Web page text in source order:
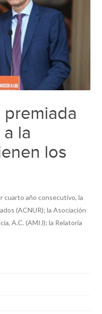
la
los
cuarto año consecutivo, la
(ACNUR); la Asociación
A.C. (AMIJ); la Relatoría